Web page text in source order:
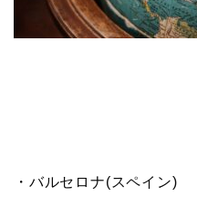
・バルセロナ(スペイン)